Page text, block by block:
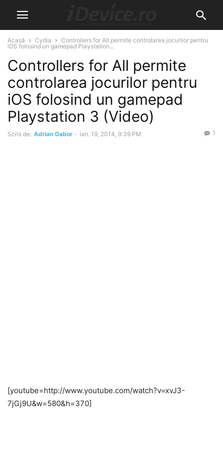
Acasă Cydia
Controllers for All permite controlarea jocurilor pentru
iOS folosind un gamepad Playstation...
Controllers for All permite
controlarea jocurilor pentru
iOS folosind un gamepad
Playstation 3 (Video)
Scris de: Adrian Gabor - ian. 19, 2014, 9:39 PM 1
[youtube=http://www.youtube.com/watch?v=xvJ3-
7jGj9U&w=580&h=370]